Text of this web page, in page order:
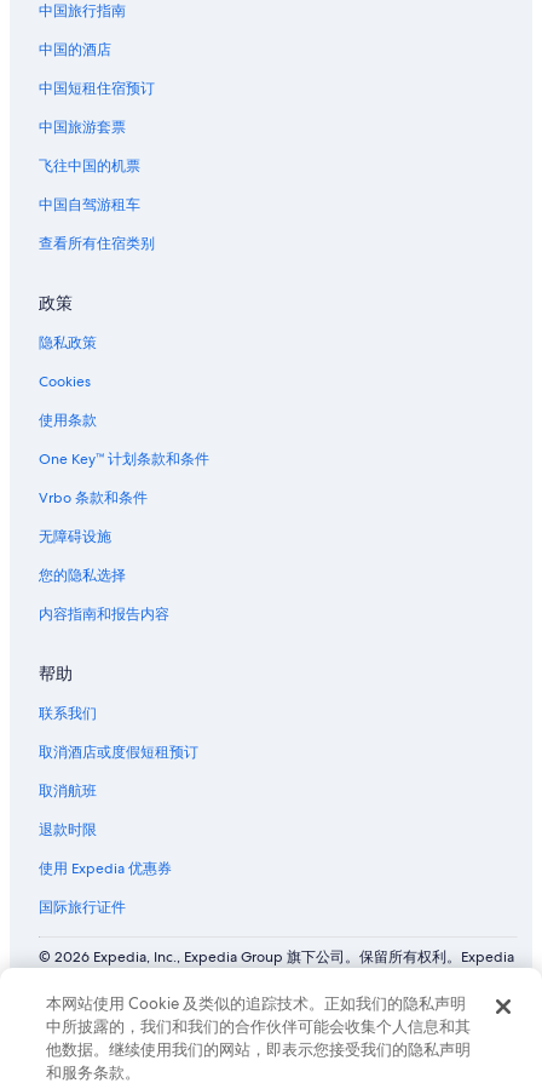
中国旅行指南
中国的酒店
中国短租住宿预订
中国旅游套票
飞往中国的机票
中国自驾游租车
查看所有住宿类别
政策
隐私政策
Cookies
使用条款
One Key™ 计划条款和条件
Vrbo 条款和条件
无障碍设施
您的隐私选择
内容指南和报告内容
帮助
联系我们
取消酒店或度假短租预订
取消航班
退款时限
使用 Expedia 优惠券
国际旅行证件
© 2026 Expedia, Inc., Expedia Group 旗下公司。保留所有权利。Expedia
标。 CST# 2029030-50.
本网站使用 Cookie 及类似的追踪技术。正如我们的隐私声明
中所披露的，我们和我们的合作伙伴可能会收集个人信息和其
他数据。继续使用我们的网站，即表示您接受我们的隐私声明
和服务条款。